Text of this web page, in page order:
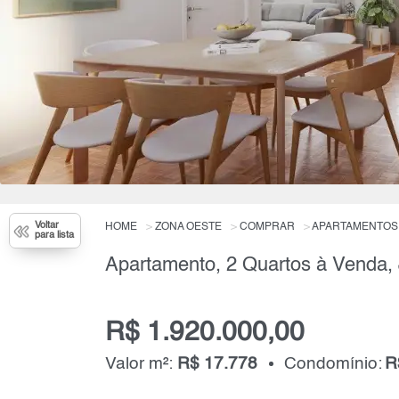
Voltar
para lista
HOME ZONA OESTE COMPRAR APARTAMENTOS
Apartamento, 2 Quartos à Venda,
R$ 1.920.000,00
Valor m²: R$ 17.778 Condomínio: